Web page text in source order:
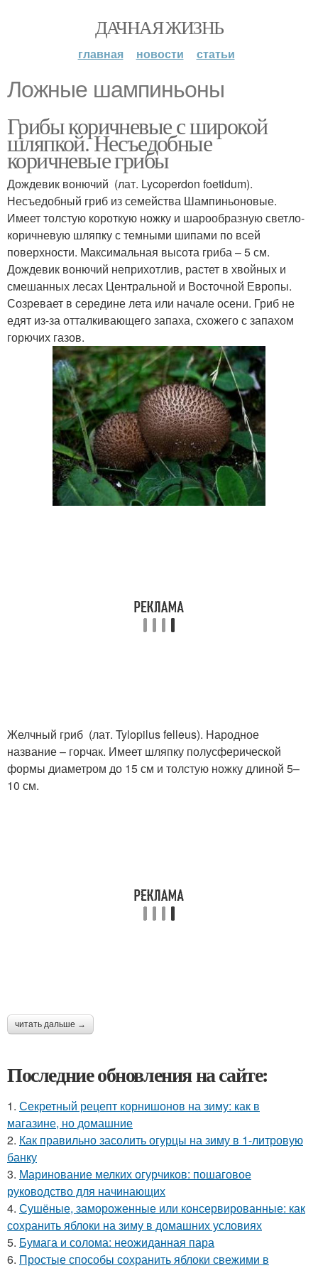
ДАЧНАЯ ЖИЗНЬ
главная новости статьи
Ложные шампиньоны
Грибы коричневые с широкой
шляпкой. Несъедобные
коричневые грибы
Дождевик вонючий (лат. Lycoperdon foetidum).
Несъедобный гриб из семейства Шампиньоновые.
Имеет толстую короткую ножку и шарообразную светло-
коричневую шляпку с темными шипами по всей
поверхности. Максимальная высота гриба – 5 см.
Дождевик вонючий неприхотлив, растет в хвойных и
смешанных лесах Центральной и Восточной Европы.
Созревает в середине лета или начале осени. Гриб не
едят из-за отталкивающего запаха, схожего с запахом
горючих газов.
Желчный гриб (лат. Tylopilus felleus). Народное
название – горчак. Имеет шляпку полусферической
формы диаметром до 15 см и толстую ножку длиной 5–
10 см.
читать дальше →
Последние обновления на сайте:
1. Секретный рецепт корнишонов на зиму: как в
магазине, но домашние
2. Как правильно засолить огурцы на зиму в 1-литровую
банку
3. Маринование мелких огурчиков: пошаговое
руководство для начинающих
4. Сушёные, замороженные или консервированные: как
сохранить яблоки на зиму в домашних условиях
5. Бумага и солома: неожиданная пара
6. Простые способы сохранить яблоки свежими в